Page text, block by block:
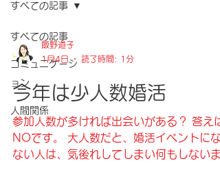
すべての記事
コミュニケーシ
ョン
人間関係
すべての記事
飯野道子
1月4日
読了時間: 1分
今年は少人数婚活
参加人数が多ければ出会いがある？ 答えは
NOです。 大人数だと、婚活イベントにな
ない人は、気後れしてしまい何もしないま